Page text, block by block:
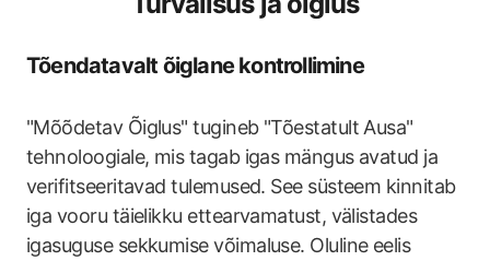
Tõendatavalt õiglane kontrollimine
"Mõõdetav Õiglus" tugineb "Tõestatult Ausa"
tehnoloogiale, mis tagab igas mängus avatud ja
verifitseeritavad tulemused. See süsteem kinnitab
iga vooru täielikku ettearvamatust, välistades
igasuguse sekkumise võimaluse. Oluline eelis